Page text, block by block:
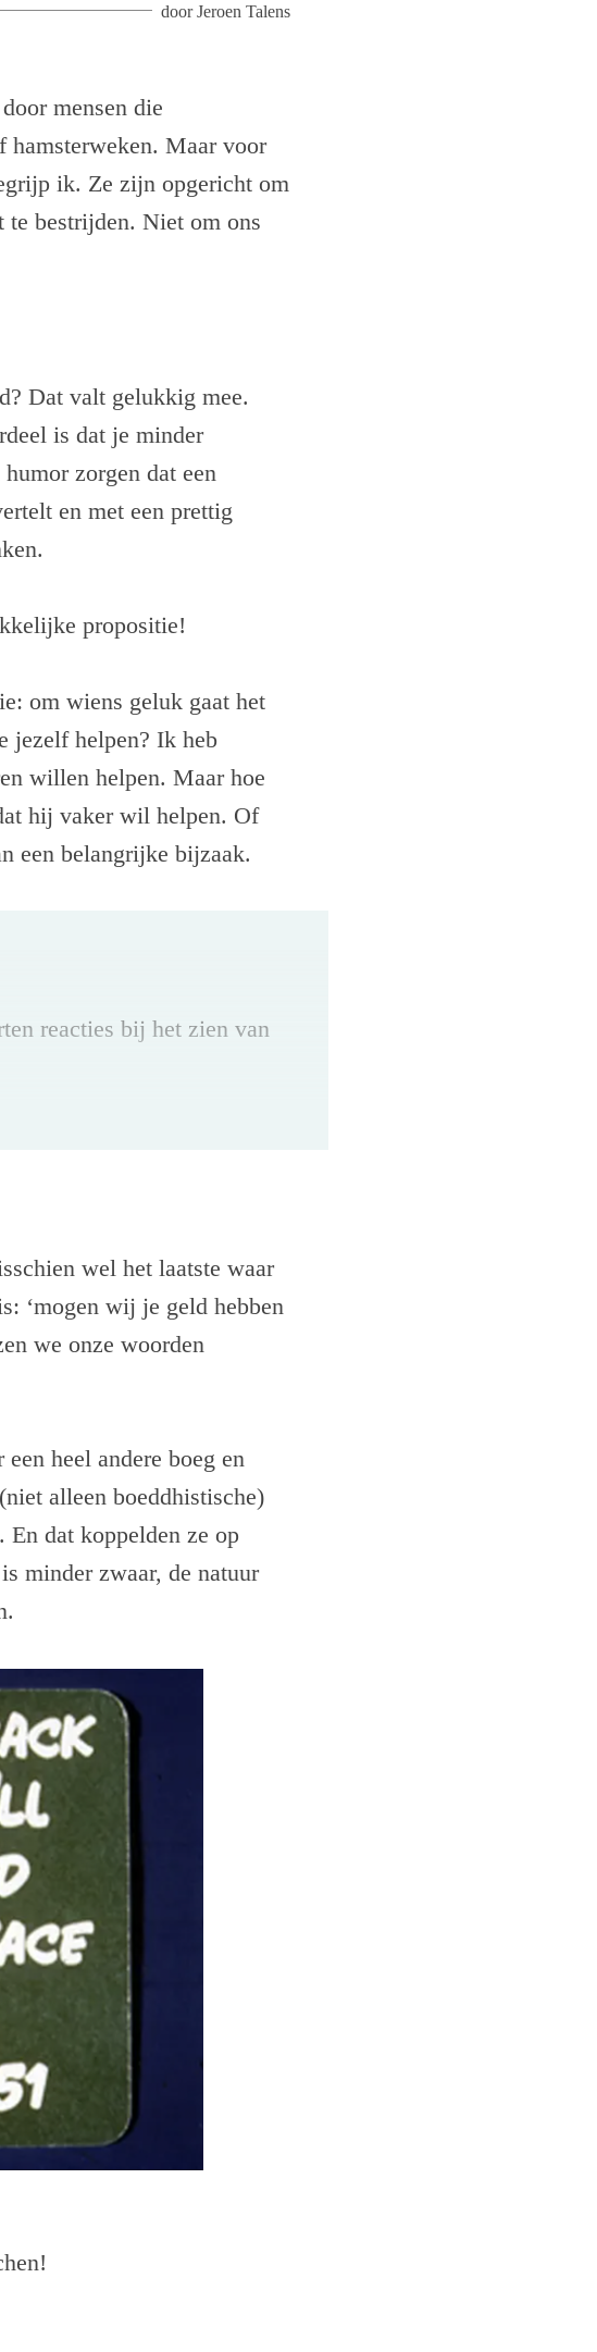
doorJeroen Talens
mensen die
Maar voor
ik. Ze zijn opgericht om
te bestrijden. Niet om ons
Dat valt gelukkig mee.
is dat je minder
zorgen dat een
en met een prettig
propositie!
om wiens geluk gaat het
jezelf helpen? Ik heb
willen helpen. Maar hoe
hij vaker wil helpen. Of
een belangrijke bijzaak.
reacties bij het zien van
is een egoïstisch motief
vanuit een egoïstisch
wel het laatste waar
‘mogen wij je geld hebben
we onze woorden
heel andere boeg en
alleen boeddhistische)
dat koppelden ze op
minder zwaar, de natuur